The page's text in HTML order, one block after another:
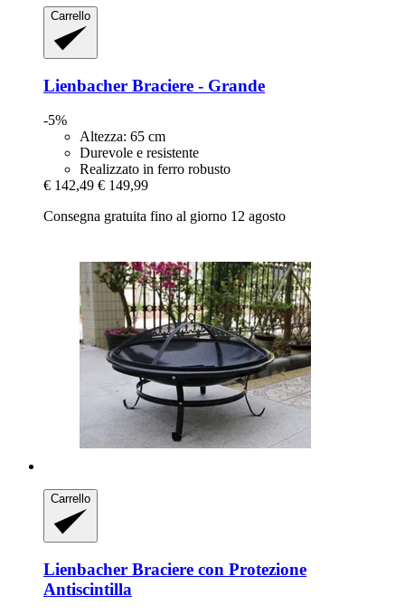
Carrello
Lienbacher Braciere -​ Grande
-5%
Altezza: 65 cm
Durevole e resistente
Realizzato in ferro robusto
€ 142,49 € 149,99
Consegna gratuita fino al giorno 12 agosto
Carrello
Lienbacher Braciere con Protezione
Antiscintilla